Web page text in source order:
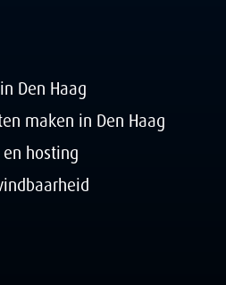
Den Haag
maken in Den Haag
hosting